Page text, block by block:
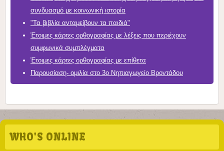
συνδυασμό με κοινωνική ιστορία
"Τα βιβλία ανταμείβουν τα παιδιά"
Έτοιμες κάρτες ορθογραφίας με λέξεις που περιέχουν
συμφωνικά συμπλέγματα
Έτοιμες κάρτες ορθογραφίας με επίθετα
Παρουσίαση- ομιλία στο 3ο Νηπιαγωγείο Βροντάδου
WHO'S ONLINE